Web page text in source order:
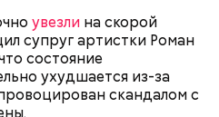
увезли на скорой
супруг артистки Роман
состояние
ухудшается из-за
скандалом с